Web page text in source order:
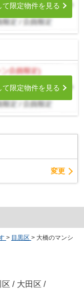
限定物件を見る
限定物件を見る
変更
> 目黒区 > 大橋のマンシ
区 / 大田区 /